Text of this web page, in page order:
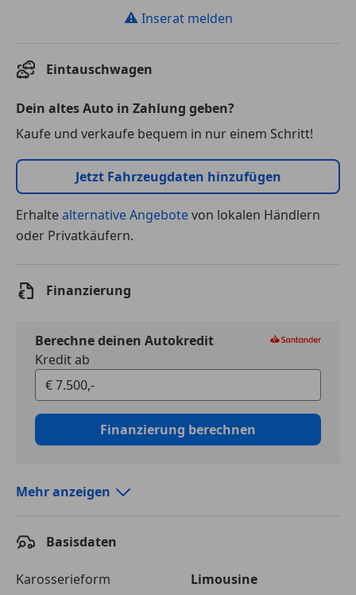
⚠ Inserat melden
Eintauschwagen
Dein altes Auto in Zahlung geben?
Kaufe und verkaufe bequem in nur einem Schritt!
Jetzt Fahrzeugdaten hinzufügen
Erhaltealternative Angebotevon lokalen Händlern
oder Privatkäufern.
Finanzierung
Berechne deinen Autokredit
Kredit ab
Finanzierung berechnen
Laufzeit
Kreditbetrag
€ 7 500,-
Mehr anzeigen
Basisdaten
Karosserieform
Limousine